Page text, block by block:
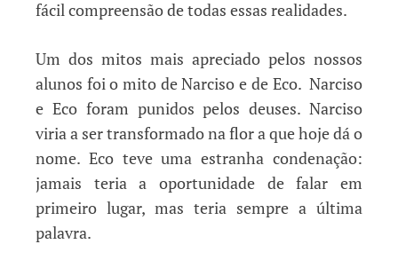
fácil compreensão de todas essas realidades.
Um dos mitos mais apreciado pelos nossos
alunos foi o mito de Narciso e de Eco. Narciso
e Eco foram punidos pelos deuses. Narciso
viria a ser transformado na flor a que hoje dá o
nome. Eco teve uma estranha condenação:
jamais teria a oportunidade de falar em
primeiro lugar, mas teria sempre a última
palavra.